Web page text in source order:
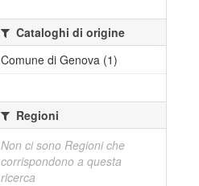
Cataloghi di origine
Comune di Genova (1)
Regioni
Non ci sono Regioni che
corrispondono a questa
ricerca